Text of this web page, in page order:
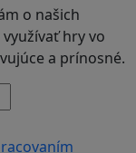
o našich
hry vo
a prínosné.